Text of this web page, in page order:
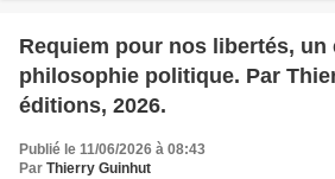
Requiem pour nos libertés, un
philosophie politique. Par
éditions, 2026.
Publié le 11/06/2026 à 08:43
Par Thierry Guinhut